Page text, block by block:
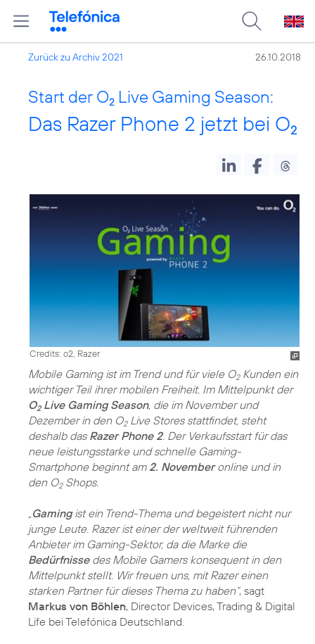
Zurück zu Archiv 2021 26.10.2018
Start der O2 Live Gaming Season:
Das Razer Phone 2 jetzt bei O2
Credits: o2, Razer
Mobile Gaming ist im Trend und für viele O2Kunden ein
wichtiger Teil ihrer mobilen Freiheit. Im Mittelpunkt der
O2Live Gaming Season, die im November und
Dezember in den O2Live Stores stattfindet, steht
deshalb das Razer Phone 2. Der Verkaufsstart für das
neue leistungsstarke und schnelle Gaming-
Smartphone beginnt am 2. Novemberonline und in
den O2Shops.
Gamingist ein Trend-Thema und begeistert nicht nur
junge Leute. Razer ist einer der weltweit führenden
Anbieter im Gaming-Sektor, da die Marke die
Bedürfnisse des Mobile Gamers konsequent in den
Mittelpunkt stellt. Wir freuen uns, mit Razer einen
starken Partner für dieses Thema zu haben“, sagt
Markus von Böhlen, Director Devices, Trading & Digital
Life bei Telefónica Deutschland.